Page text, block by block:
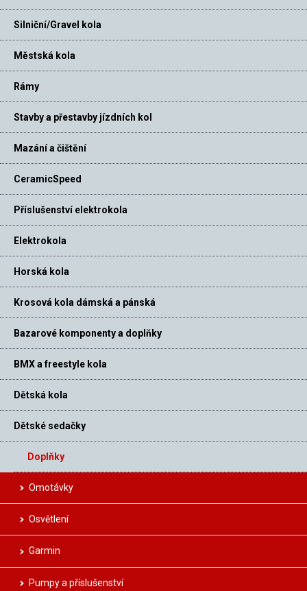
Silniční/Gravel kola
Městská kola
Rámy
Stavby a přestavby jízdních kol
Mazání a čištění
CeramicSpeed
Příslušenství elektrokola
Elektrokola
Horská kola
Krosová kola dámská a pánská
Bazarové komponenty a doplňky
BMX a freestyle kola
Dětská kola
Dětské sedačky
Doplňky
Omotávky
Osvětlení
Garmin
Pumpy a příslušenství